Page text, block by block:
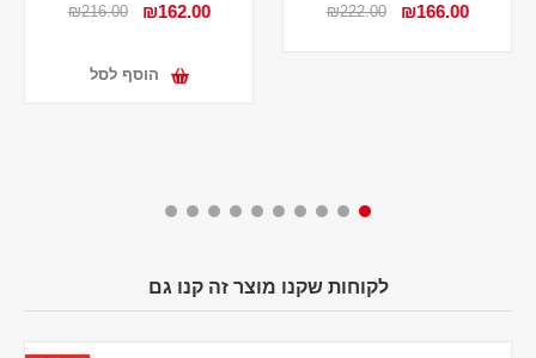
₪166.00
₪222.00
₪162.00
₪216.00
הוסף לסל
לקוחות שקנו מוצר זה קנו גם